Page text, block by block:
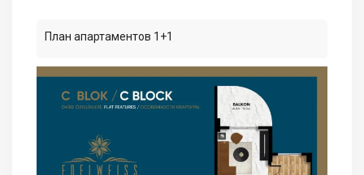
План апартаментов 1+1